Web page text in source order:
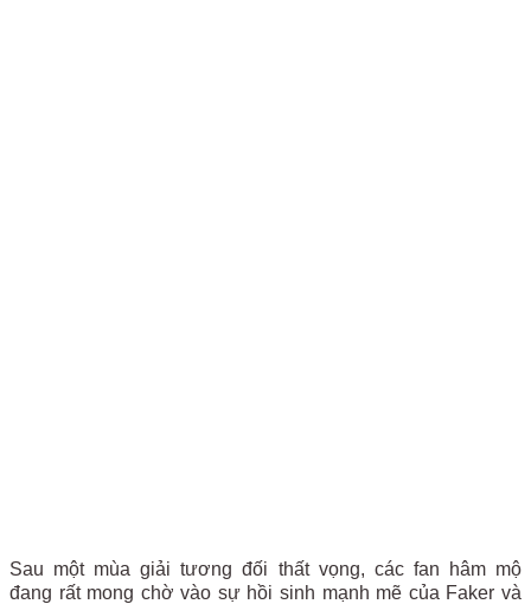
Sau một mùa giải tương đối thất vọng, các fan hâm mộ
đang rất mong chờ vào sự hồi sinh mạnh mẽ của Faker và